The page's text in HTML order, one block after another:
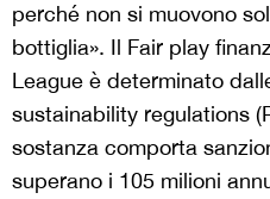
perché non si muovono
bottiglia». Il Fair play
League è determinato
sustainability regulations
sostanza comporta
superano i 105 milioni